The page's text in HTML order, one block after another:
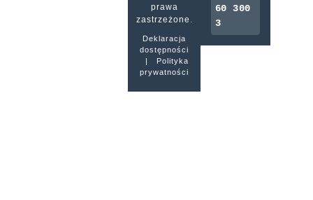
prawa
zastrzeżone.
Deklaracja
dostępności
|
Polityka
prywatności
60 300
3